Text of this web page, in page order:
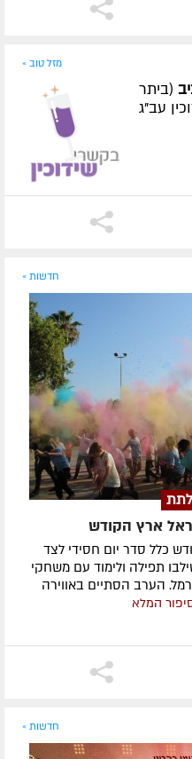
מזל טוב »
(ביתר
עב"ג
חדשות »
ארץ הקודש
כלל סדר יום חסידי לצד
תפילה ולימוד עם משחקי
הערב הסתיים באווירה
המלא
חדשות »